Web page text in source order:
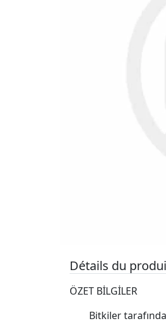
Détails du
ÖZET BİLGİLER
Bitkiler